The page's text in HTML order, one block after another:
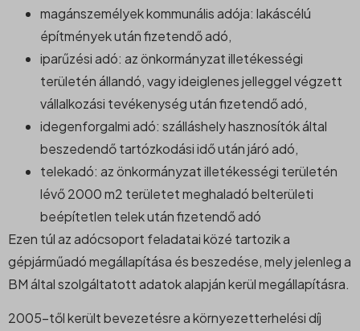
magánszemélyek kommunális adója: lakáscélú
építmények után fizetendő adó,
iparűzési adó: az önkormányzat illetékességi
területén állandó, vagy ideiglenes jelleggel végzett
vállalkozási tevékenység után fizetendő adó,
idegenforgalmi adó: szálláshely hasznosítók által
beszedendő tartózkodási idő után járó adó,
telekadó: az önkormányzat illetékességi területén
lévő 2000 m2 területet meghaladó belterületi
beépítetlen telek után fizetendő adó
Ezen túl az adócsoport feladatai közé tartozik a
gépjárműadó megállapítása és beszedése, mely jelenleg a
BM által szolgáltatott adatok alapján kerül megállapításra.
2005-től került bevezetésre a környezetterhelési díj